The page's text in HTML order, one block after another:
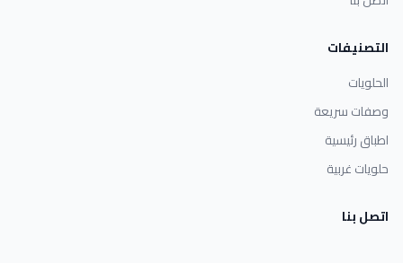
التصنيفات
الحلويات
وصفات سريعة
اطباق رئيسية
حلويات غربية
اتصل بنا